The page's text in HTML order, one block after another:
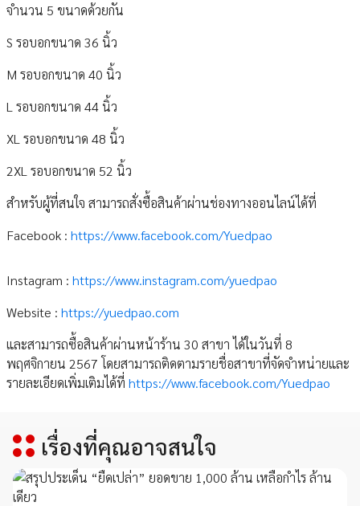
จำนวน 5 ขนาดด้วยกัน
S รอบอกขนาด 36 นิ้ว
M รอบอกขนาด 40 นิ้ว
L รอบอกขนาด 44 นิ้ว
XL รอบอกขนาด 48 นิ้ว
2XL รอบอกขนาด 52 นิ้ว
สำหรับผู้ที่สนใจ สามารถสั่งซื้อสินค้าผ่านช่องทางออนไลน์ได้ที่
Facebook : https://www.facebook.com/Yuedpao
Instagram : https://www.instagram.com/yuedpao
Website : https://yuedpao.com
และสามารถซื้อสินค้าผ่านหน้าร้าน 30 สาขา ได้ในวันที่ 8
พฤศจิกายน 2567 โดยสามารถติดตามรายชื่อสาขาที่จัดจำหน่ายและ
รายละเอียดเพิ่มเติมได้ที่ https://www.facebook.com/Yuedpao
เรื่องที่คุณอาจสนใจ